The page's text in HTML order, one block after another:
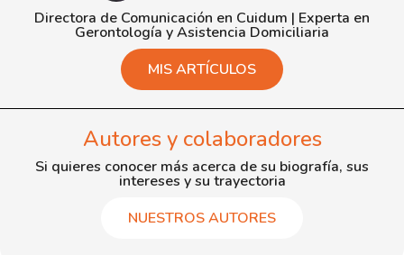
Directora de Comunicación en Cuidum | Experta en
Gerontología y Asistencia Domiciliaria
MIS ARTÍCULOS
Autores y colaboradores
Si quieres conocer más acerca de su biografía, sus
intereses y su trayectoria
NUESTROS AUTORES